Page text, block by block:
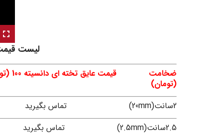
لیست
ضخامت
(تومان)
2سانت(20mm)
تماس بگیرید
2.5سانت(2.5mm)
تماس بگیرید